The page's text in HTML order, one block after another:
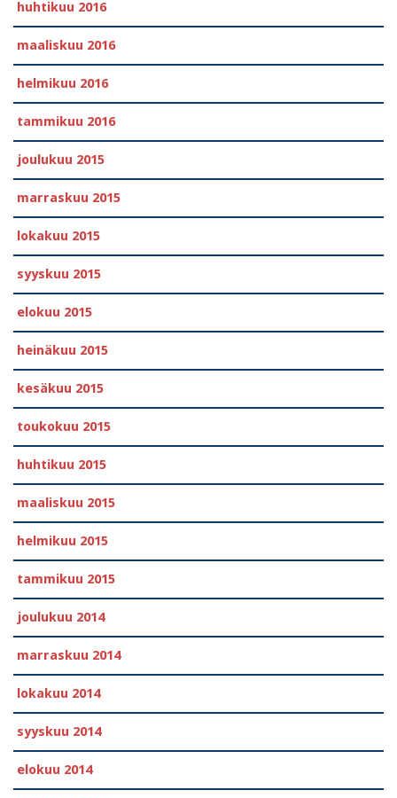
huhtikuu 2016
maaliskuu 2016
helmikuu 2016
tammikuu 2016
joulukuu 2015
marraskuu 2015
lokakuu 2015
syyskuu 2015
elokuu 2015
heinäkuu 2015
kesäkuu 2015
toukokuu 2015
huhtikuu 2015
maaliskuu 2015
helmikuu 2015
tammikuu 2015
joulukuu 2014
marraskuu 2014
lokakuu 2014
syyskuu 2014
elokuu 2014